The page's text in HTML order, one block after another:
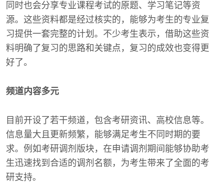
同时也会分享专业课程考试的原题、学习笔记等资
源。这些资料都是经过核实的，能够为考生的专业复
习提供一套完整的计划。不少考生表示，借助这些资
料明确了复习的思路和关键点，复习的成效也变得更
好了。
频道内容多元
目前开设了若干频道，包含考研资讯、高校信息等。
信息量大且更新频繁，能够满足考生不同时期的要
求。例如考研调剂版块，在申请调剂期间能够协助考
生迅速找到合适的调剂名额，为考生带来了全面的考
研支持。